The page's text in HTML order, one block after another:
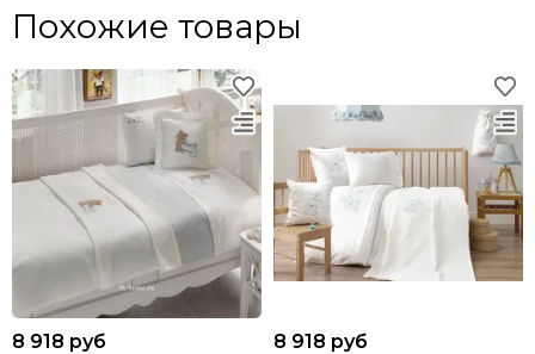
Похожие товары
8 918 руб 8 918 руб